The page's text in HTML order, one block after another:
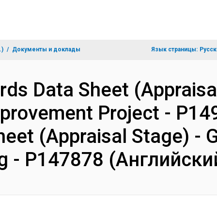
Документы и доклады Язык страницы:
Data Sheet
Project -
(Appraisal Stage) -
- P147878